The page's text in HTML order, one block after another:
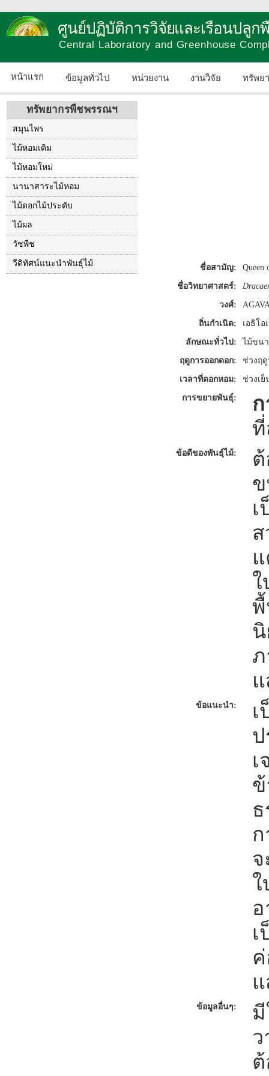
ศูนย์ปฏิบัติการวิจัยและเรือนปลูก
Central Laboratory and Greenhouse
หน้าแรก ข้อมูลทั่วไป หน่วยงาน งานวิจัย ทรัพย
ทรัพยากรพืชพรรณฯ
สมุนไพร
ไม้หอมเดิม
ไม้หอมใหม่
นานาสาระไม้หอม
ไม้ดอกไม้ประดับ
ไม้ผล
วัชพืช
วีดิทัศน์แนะนำพันธุ์ไม้ ชื่อสามัญ: Queen
ชื่อวิทยาศาสตร์:
วงศ์:
ถิ่นกำเนิด: เอธิโอ
ลักษณะทั่วไป: ไม้ขน
ฤดูการออกดอก: ช่วงฤ
เวลาที่ดอกหอม: ช่วงเ
การขยายพันธุ์:
ข้อดีของพันธุ์ไม้:
ข
ใ
พื้
ข้อแนะนำ:
ข้
ใ
ข้อมูลอื่นๆ:
ว